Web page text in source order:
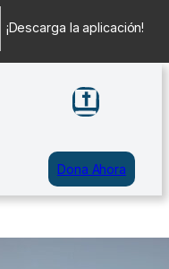
Dona Ahora
¡Descarga la aplicación!